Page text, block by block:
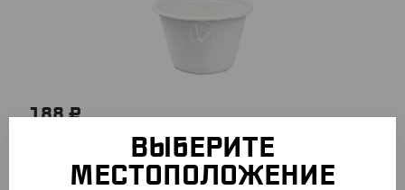
188 ₽
Соусница, дно 80 мл. SteloВЫБЕРИТЕ
МЕСТОПОЛОЖЕНИЕ